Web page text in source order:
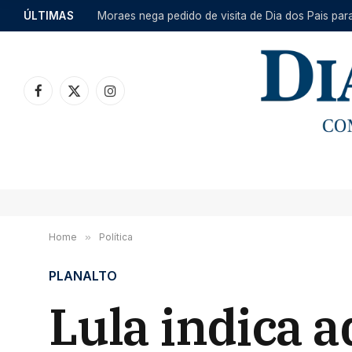
ÚLTIMAS Moraes nega pedido de visita de Dia dos Pais
Facebook
X
Instagram
Home » Política
PLANALTO
Lula indica